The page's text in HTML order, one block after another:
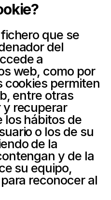
que se
del
a
web, como por
cookies permiten
entre otras
y recuperar
los hábitos de
o los de su
de la
y de la
su equipo,
reconocer al